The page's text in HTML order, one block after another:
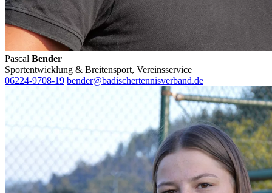
Pascal Bender
Sportentwicklung & Breitensport, Vereinsservice
06224-9708-19 bender@badischertennisverband.de